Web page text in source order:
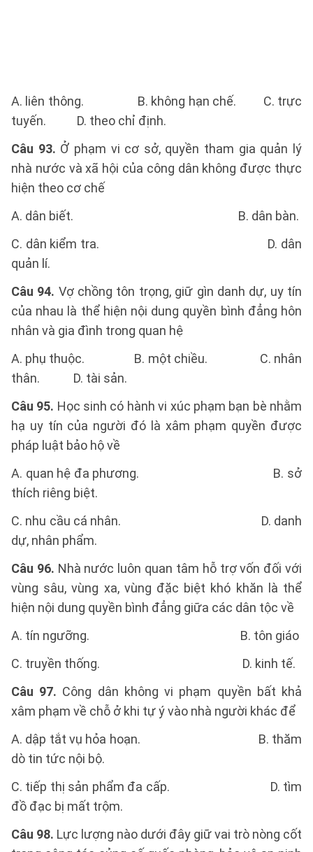
A. liên thông. B. không hạn chế. C. trực
tuyến. D. theo chỉ định.
Câu 93. Ở phạm vi cơ sở, quyền tham gia quản lý
nhà nước và xã hội của công dân không được thực
hiện theo cơ chế
A. dân biết. B. dân bàn.
C. dân kiểm tra. D. dân
quản lí.
Câu 94. Vợ chồng tôn trọng, giữ gìn danh dự, uy tín
của nhau là thể hiện nội dung quyền bình đẳng hôn
nhân và gia đình trong quan hệ
A. phụ thuộc. B. một chiều. C. nhân
thân. D. tài sản.
Câu 95. Học sinh có hành vi xúc phạm bạn bè nhằm
hạ uy tín của người đó là xâm phạm quyền được
pháp luật bảo hộ về
A. quan hệ đa phương. B. sở
thích riêng biệt.
C. nhu cầu cá nhân. D. danh
dự, nhân phẩm.
Câu 96. Nhà nước luôn quan tâm hỗ trợ vốn đối với
vùng sâu, vùng xa, vùng đặc biệt khó khăn là thể
hiện nội dung quyền bình đẳng giữa các dân tộc về
A. tín ngưỡng. B. tôn giáo
C. truyền thống. D. kinh tế.
Câu 97. Công dân không vi phạm quyền bất khả
xâm phạm về chỗ ở khi tự ý vào nhà người khác để
A. dập tắt vụ hỏa hoạn. B. thăm
dò tin tức nội bộ.
C. tiếp thị sản phẩm đa cấp. D. tìm
đồ đạc bị mất trộm.
Câu 98. Lực lượng nào dưới đây giữ vai trò nòng cốt